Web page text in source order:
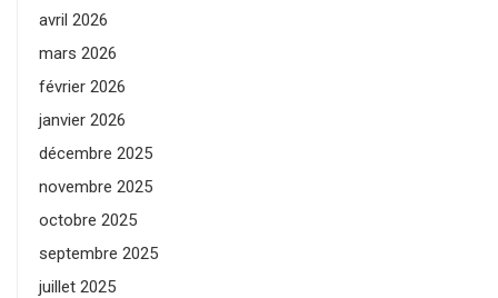
avril 2026
mars 2026
février 2026
janvier 2026
décembre 2025
novembre 2025
octobre 2025
septembre 2025
juillet 2025